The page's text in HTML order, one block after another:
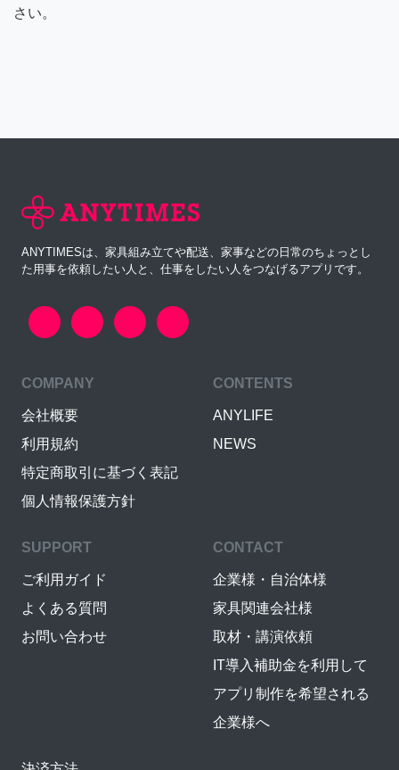
さい。
ANYTIMESは、家具組み立てや配送、家事などの日常のちょっとし
た用事を依頼したい人と、仕事をしたい人をつなげるアプリです。
COMPANY
会社概要
利用規約
特定商取引に基づく表記
個人情報保護方針
CONTENTS
ANYLIFE
NEWS
SUPPORT
ご利用ガイド
よくある質問
お問い合わせ
CONTACT
企業様・自治体様
家具関連会社様
取材・講演依頼
IT導入補助金を利用して
アプリ制作を希望される
企業様へ